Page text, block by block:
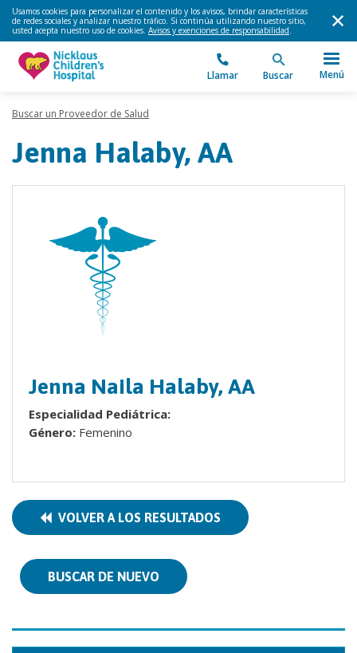
Usamos cookies para personalizar el contenido y los avisos, brindar características
de redes sociales y analizar nuestro tráfico. Si continúa utilizando nuestro sitio,
usted acepta nuestro uso de cookies. Avisos y exenciones de responsabilidad.
Llamar Buscar Menú
Buscar un Proveedor de Salud
Jenna Halaby, AA
Jenna Naila Halaby, AA
Especialidad Pediátrica:
Género: Femenino
VOLVER A LOS RESULTADOS
BUSCAR DE NUEVO